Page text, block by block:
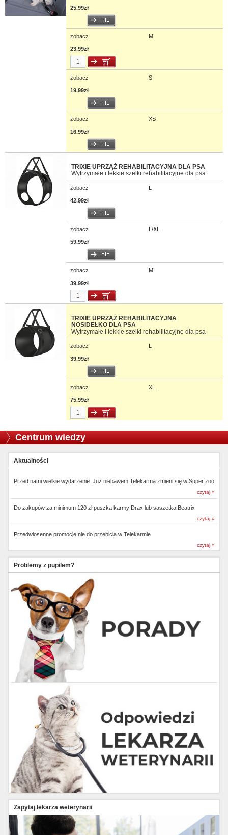
25.99zł
zobacz M
23.99zł
zobacz S
19.99zł
zobacz XS
16.99zł
TRIXIE UPRZĄŻ REHABILITACYJNA DLA PSA
Wytrzymałe i lekkie szelki rehabilitacyjne dla psa
zobacz L
42.99zł
zobacz L/XL
59.99zł
zobacz M
39.99zł
TRIXIE UPRZĄŻ REHABILITACYJNA
NOSIDEŁKO DLA PSA
Wytrzymałe i lekkie szelki rehabilitacyjne dla psa
zobacz L
39.99zł
zobacz XL
75.99zł
Centrum wiedzy
Aktualności
Przed nami wielkie wydarzenie. Już niebawem Telekarma zmieni się w Super zoo
czytaj »
Do zakupów za minimum 120 zł puszka karmy Drax lub saszetka Beatrix
czytaj »
Przedwiosenne promocje nie do przebicia w Telekarmie
czytaj »
Problemy z pupilem?
Zapytaj lekarza weterynarii